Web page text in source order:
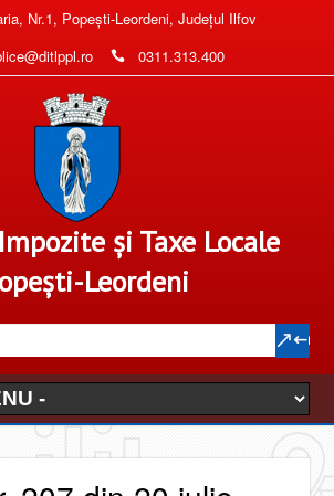
Nr.1, Popeşti-Leordeni, Judeţul Ilfov
0311.313.400
și Taxe Locale
Leordeni